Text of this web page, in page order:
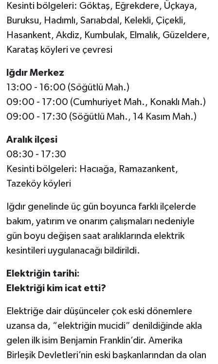
Kesinti bölgeleri: Göktaş, Eğrekdere, Üçkaya,
Buruksu, Hadımlı, Sarıabdal, Kelekli, Çiçekli,
Hasankent, Akdiz, Kumbulak, Elmalık, Güzeldere,
Karataş köyleri ve çevresi
Iğdır Merkez
13:00 - 16:00 (Söğütlü Mah.)
09:00 - 17:00 (Cumhuriyet Mah., Konaklı Mah.)
09:00 - 17:30 (Söğütlü Mah., 14 Kasım Mah.)
Aralık ilçesi
08:30 - 17:30
Kesinti bölgeleri: Hacıağa, Ramazankent,
Tazeköy köyleri
Iğdır genelinde üç gün boyunca farklı ilçelerde
bakım, yatırım ve onarım çalışmaları nedeniyle
gün boyu değişen saat aralıklarında elektrik
kesintileri uygulanacağı bildirildi.
Elektriğin tarihi:
Elektriği kim icat etti?
Elektriğe dair düşünceler çok eski dönemlere
uzansa da, “elektriğin mucidi” denildiğinde akla
gelen ilk isim Benjamin Franklin’dir. Amerika
Birleşik Devletleri’nin eski başkanlarından da olan